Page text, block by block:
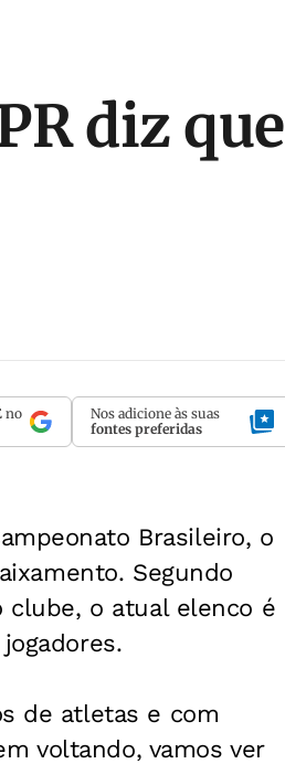
diz que
no
Nos adicione às suas
fontes preferidas
Brasileiro, o
Segundo
clube, o atual elenco é
de atletas e com
voltando, vamos ver